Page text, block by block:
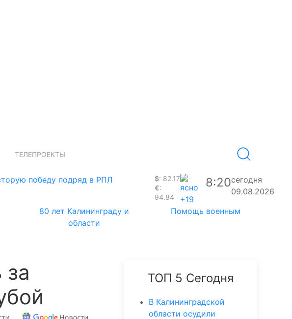
ТЕЛЕПРОЕКТЫ
победу подряд в РПЛ $: 82.17
€:
94.84
+19
8:20сегодня
09.08.2026
80 лет Калининграду и
области
Помощь военным
ТОП 5 Сегодня
В Калининградской
области осудили